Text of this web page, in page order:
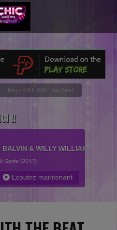
Jain - Kill It With The Beat
!!
BALVIN & WILLY WILLIAM
Gente (2017)
Ecoutez maintenant